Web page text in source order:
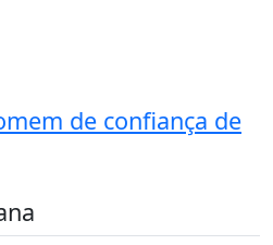
de confiança de